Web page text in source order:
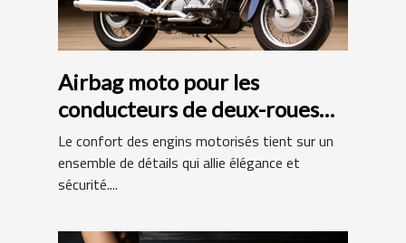
Airbag moto pour les
conducteurs de deux-roues
motorisés : quels avantages?
Le confort des engins motorisés tient sur un
ensemble de détails qui allie élégance et
sécurité....